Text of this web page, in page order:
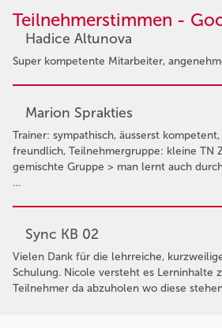
Teilnehmerstimmen -
Hadice Altunova
Super kompetente Mitarbeiter,
Marion Sprakties
Trainer: sympathisch, äusserst
freundlich, Teilnehmergruppe: kleine TN
gemischte Gruppe > man lernt auch
…
Sync KB 02
Vielen Dank für die lehrreiche,
Schulung. Nicole versteht es Lerninhalte
Teilnehmer da abzuholen wo diese